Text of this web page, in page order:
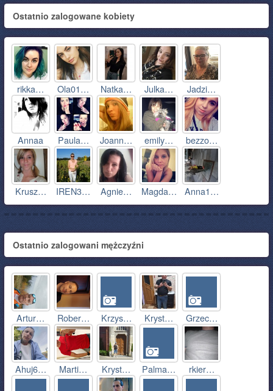
Ostatnio zalogowane kobiety
rikka… Ola01… Natka… Julka… Jadzi…
Annaa Paula… Joann… emily… bezzo…
Krusz… IREN3… Agnie… Magda… Anna1…
Ostatnio zalogowani mężczyźni
Artur… Rober… Krzys… Kryst… Grzec…
Ahuj6… Marti… Kryst… Palma… rkier…